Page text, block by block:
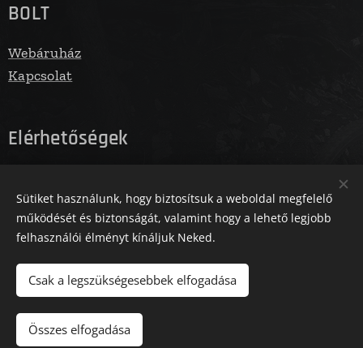
BOLT
Webáruház
Kapcsolat
Elérhetőségek
Telefonszám: 06305731961
Az oldalt a Zm Media működteti
Sütiket használunk, hogy biztosítsuk a weboldal megfelelő
működését és biztonságát, valamint hogy a lehető legjobb
felhasználói élményt kínáljuk Neked.
Csak a legszükségesebbek elfogadása
Összes elfogadása